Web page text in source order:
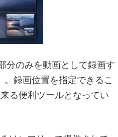
分のみを動画として録画す
。録画位置を指定できるこ
る便利ツールとなってい